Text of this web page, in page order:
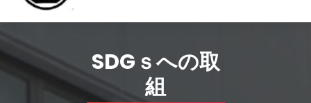
SDGｓへの取
組